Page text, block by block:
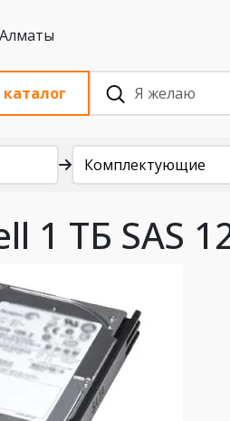
KZT, с НДС, Алматы
каталог
Комплектующие
1 ТБ SAS